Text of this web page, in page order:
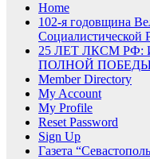
Home
102-я годовщина
Социалистической
25 ЛЕТ ЛКСМ
ПОЛНОЙ
Member Directory
My Account
My Profile
Reset Password
Sign Up
Газета